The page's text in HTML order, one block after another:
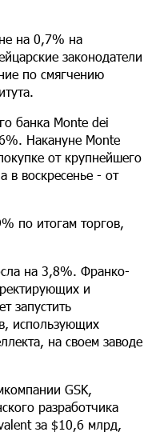
на 0,7% на
законодатели
по смягчению
банка Monte dei
Накануне Monte
от крупнейшего
в воскресенье - от
по итогам торгов,
на 3,8%. Франко-
и
запустить
использующих
на своем заводе
GSK,
разработчика
за $10,6 млрд,